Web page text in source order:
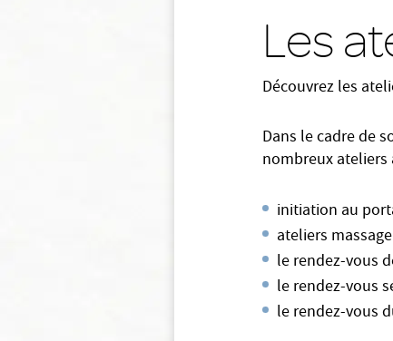
Les
Découvrez les
Dans le cadre de
nombreux
initiation au
ateliers
le rendez-vous
le rendez-vous
le rendez-vous